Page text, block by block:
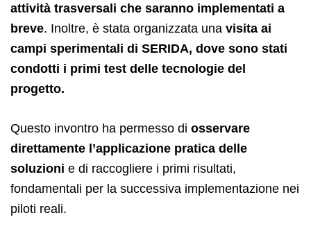
attività trasversali che saranno implementati a
breve. Inoltre, è stata organizzata una visita ai
campi sperimentali di SERIDA, dove sono stati
condotti i primi test delle tecnologie del
progetto.
Questo invontro ha permesso di osservare
direttamente l’applicazione pratica delle
soluzioni e di raccogliere i primi risultati,
fondamentali per la successiva implementazione nei
piloti reali.